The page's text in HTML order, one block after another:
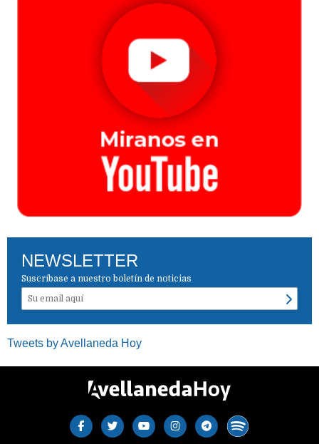
NEWSLETTER
Suscríbase a nuestro boletín de noticias
Tweets by Avellaneda Hoy